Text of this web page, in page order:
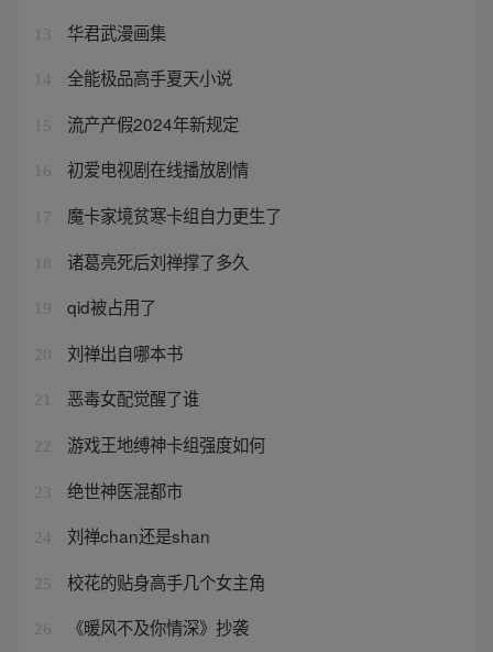
13 华君武漫画集
14 全能极品高手夏天小说
15 流产产假2024年新规定
16 初爱电视剧在线播放剧情
17 魔卡家境贫寒卡组自力更生了
18 诸葛亮死后刘禅撑了多久
19 qid被占用了
20 刘禅出自哪本书
21 恶毒女配觉醒了谁
22 游戏王地缚神卡组强度如何
23 绝世神医混都市
24 刘禅chan还是shan
25 校花的贴身高手几个女主角
26 《暖风不及你情深》抄袭